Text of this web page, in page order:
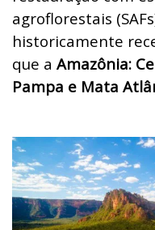
agroflorestais
historicamente
que a Amazônia:
Pampa e Mata